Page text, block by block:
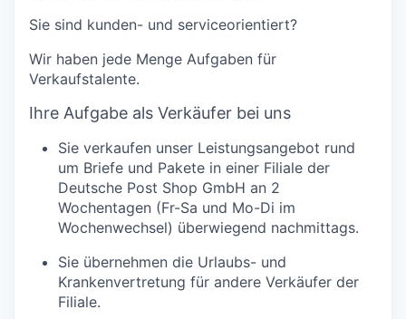
Sie sind kunden- und serviceorientiert?
Wir haben jede Menge Aufgaben für
Verkaufstalente.
Ihre Aufgabe als Verkäufer bei uns
Sie verkaufen unser Leistungsangebot rund
um Briefe und Pakete in einer Filiale der
Deutsche Post Shop GmbH an 2
Wochentagen (Fr-Sa und Mo-Di im
Wochenwechsel) überwiegend nachmittags.
Sie übernehmen die Urlaubs- und
Krankenvertretung für andere Verkäufer der
Filiale.